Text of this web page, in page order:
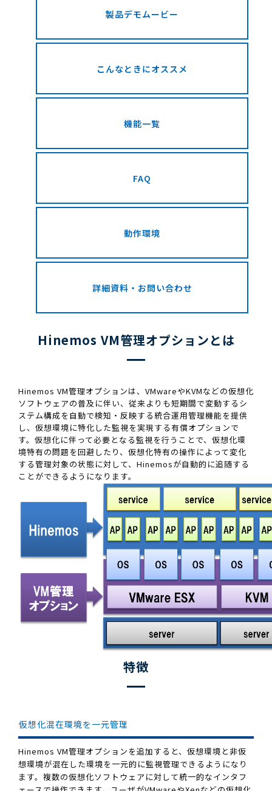
製品デモムービー
こんなときにオススメ
機能一覧
FAQ
動作環境
詳細資料・お問い合わせ
Hinemos VM管理オプションとは
Hinemos VM管理オプションは、VMwareやKVMなどの仮想化
ソフトウェアの普及に伴い、従来よりも短期間で変動するシ
ステム構成を自動で検知・反映する統合運用管理機能を提供
し、仮想環境に特化した監視を実現する有償オプションで
す。仮想化に伴って必要となる監視を行うことで、仮想化環
境特有の問題を回避したり、仮想化特有の操作によって変化
する管理対象の状態に対して、Hinemosが自動的に追随する
ことができるようになります。
特徴
仮想化混在環境を一元管理
Hinemos VM管理オプションを追加すると、仮想環境と非仮
想環境が混在した環境を一元的に監視管理できるようになり
ます。複数の仮想化ソフトウェアに対して統一的なインタフ